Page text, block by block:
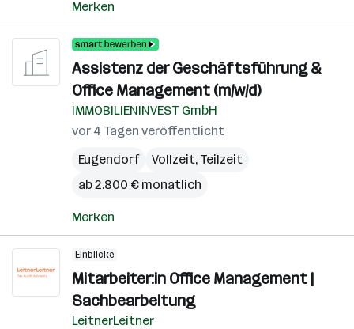
Merken
Assistenz der Geschäftsführung &
Office Management (m/w/d)
IMMOBILIENINVEST GmbH
vor 4 Tagen veröffentlicht
Eugendorf
Vollzeit, Teilzeit
ab 2.800 € monatlich
Merken
Einblicke
Mitarbeiter:in Office Management |
Sachbearbeitung
LeitnerLeitner